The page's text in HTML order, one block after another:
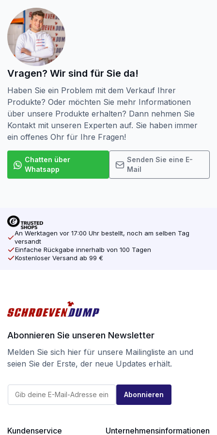
verkaufen. Wir verkaufen auch den passenden Bit für
jede Schraube. Kaufen Sie also alle Ihre Schrauben
online bei screwdump.com
Schließlich wurde bei Schroevendump Next
Generation eine Änderung an der Verpackung
vorgenommen. Die vertraute Box ist gleich geblieben,
Mülltrennung kein Plastik mehr verarbeitet wird.
Setzen Sie auf Qualität zum besten Preis bei
schroevendump.nl und besuchen Sie unsere
Instagram-Seite.
Vragen? Wir sind für Sie da!
Haben Sie ein Problem mit dem Verkauf Ihrer
Produkte? Oder möchten Sie mehr Informationen
über unsere Produkte erhalten? Dann nehmen Sie
Kontakt mit unseren Experten auf. Sie haben immer
ein offenes Ohr für Ihre Fragen!
Chatten über
Whatsapp
Senden Sie eine E-
Mail
An Werktagen vor 17:00 Uhr bestellt, noch am selben Tag
versandt
Einfache Rückgabe innerhalb von 100 Tagen
Kostenloser Versand ab 99 €
Abonnieren Sie unseren Newsletter
Melden Sie sich hier für unsere Mailingliste an und
seien Sie der Erste, der neue Updates erhält.
a
E
E
M
l
Abonnieren
Kundenservice Unternehmensinformationen